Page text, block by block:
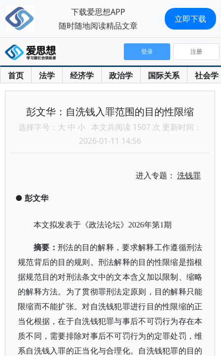
首页 法学 经济学 政治学 国际关系 社会学
登录 注册
彭文华：自洗钱入罪范围的目的性限缩
选择字号： 大 中 小 本文共阅读 1507 次 更新时间：
2026-01-11 14:56
进入专题：洗钱罪
● 彭文华
本文拟发表于《政法论坛》 2026年第1期
摘要： 刑法的目的解释，要求解释工作遵循刑法
规范背后的目的规则。刑法解释的目的性限缩是指根
据规范目的对刑法条文中的文本含义加以限制、缩略
的解释方法。为了贯彻罪刑法定原则，目的解释只能
限缩而不能扩张。对自洗钱犯罪进行目的性限缩的正
当化根据，在于自洗钱犯罪与事后不可罚行为存在本
质不同，需要排除对事后不可罚行为的定罪处罚，维
系自洗钱入罪的正当化与合理化。自洗钱犯罪的目的
下载爱思想APP
随时随地阅读精品文章
立即下载